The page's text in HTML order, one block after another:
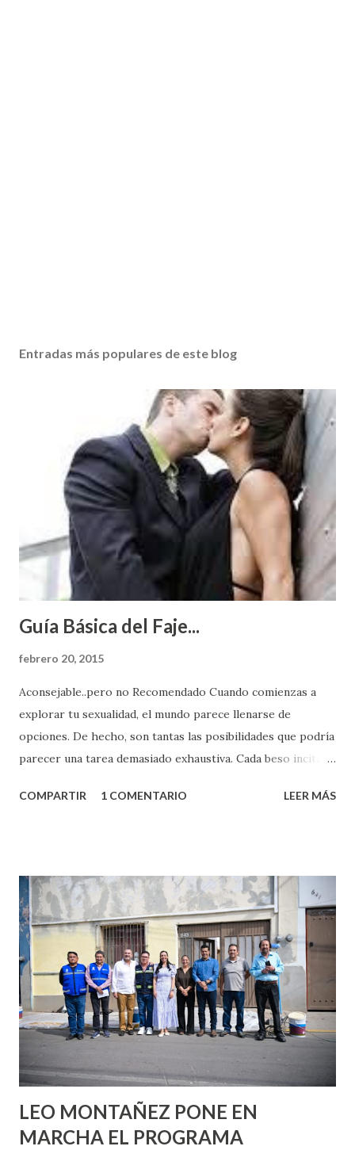
Entradas más populares de este blog
Guía Básica del Faje...
febrero 20, 2015
Aconsejable..pero no Recomendado Cuando comienzas a
explorar tu sexualidad, el mundo parece llenarse de
opciones. De hecho, son tantas las posibilidades que podría
parecer una tarea demasiado exhaustiva. Cada beso incita
partes de ti que jamás hubieras imaginado. El problema es
conoces ni la mitad de lo que deberías saber. Pero incluso
quienes ya han tenido relaciones sexuales no son expertos
o expertas en el tema. Siempre hay algo nuevo que
aprender y nuevas experiencias que conocer. Si eres una
chica y aún no has tenido relaciones sexuales, tal vez
pienses que el sexo será increíble y no puedas esperar para
experimentarlo, pero como cualquier persona con
experiencia te dirá, siempre es mejor cuando ambas partes
son suficientemen...
COMPARTIR 1 COMENTARIO LEER MÁS
LEO MONTAÑEZ PONE EN
MARCHA EL PROGRAMA